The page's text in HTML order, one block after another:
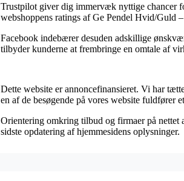
Trustpilot giver dig immervæk nyttige chancer
webshoppens ratings af Ge Pendel Hvid/Guld
Facebook indebærer desuden adskillige
tilbyder kunderne at frembringe en omtale af
Dette website er annoncefinansieret. Vi har
en af de besøgende på vores website fuldfører
Orientering omkring tilbud og firmaer på nettet
sidste opdatering af hjemmesidens oplysninger.